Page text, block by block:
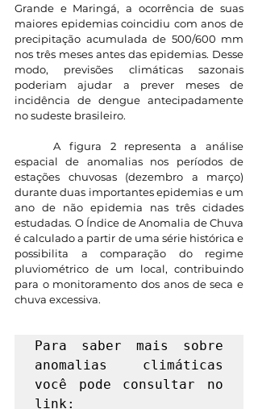
Grande e Maringá, a ocorrência de suas
maiores epidemias coincidiu com anos de
precipitação acumulada de 500/600 mm
nos três meses antes das epidemias. Desse
modo, previsões climáticas sazonais
poderiam ajudar a prever meses de
incidência de dengue antecipadamente
no sudeste brasileiro.
espacial de anomalias nos períodos de
estações chuvosas (dezembro a março)
durante duas importantes epidemias e um
ano de não epidemia nas três cidades
estudadas. O Índice de Anomalia de Chuva
é calculado a partir de uma série histórica e
possibilita a comparação do regime
pluviométrico de um local, contribuindo
para o monitoramento dos anos de seca e
chuva excessiva.
Para saber mais sobre
anomalias climáticas
você pode consultar no